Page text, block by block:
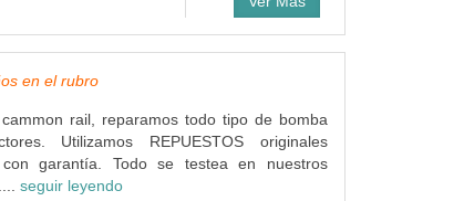
en el rubro
rail, reparamos todo tipo de bomba
Utilizamos REPUESTOS originales
con garantía. Todo se testea en nuestros
seguir leyendo